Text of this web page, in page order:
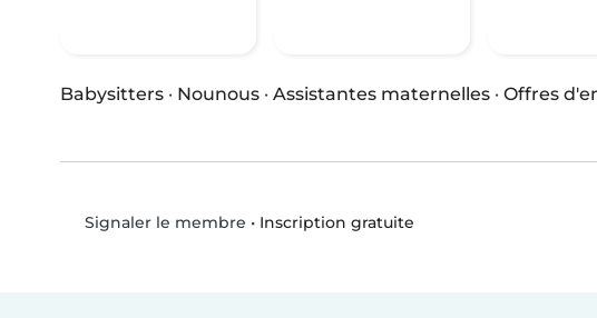
Babysitters · Nounous · Assistantes maternelles · Offres
Signaler le membre • Inscription gratuite